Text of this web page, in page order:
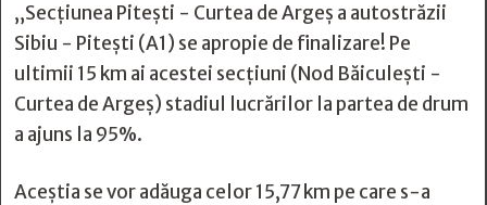
„Secţiunea Piteşti - Curtea de Argeş a autostrăzii
Sibiu - Piteşti (A1) se apropie de finalizare! Pe
ultimii 15 km ai acestei secţiuni (Nod Băiculeşti -
Curtea de Argeş) stadiul lucrărilor la partea de drum
a ajuns la 95%.
Aceştia se vor adăuga celor 15,77 km pe care s-a